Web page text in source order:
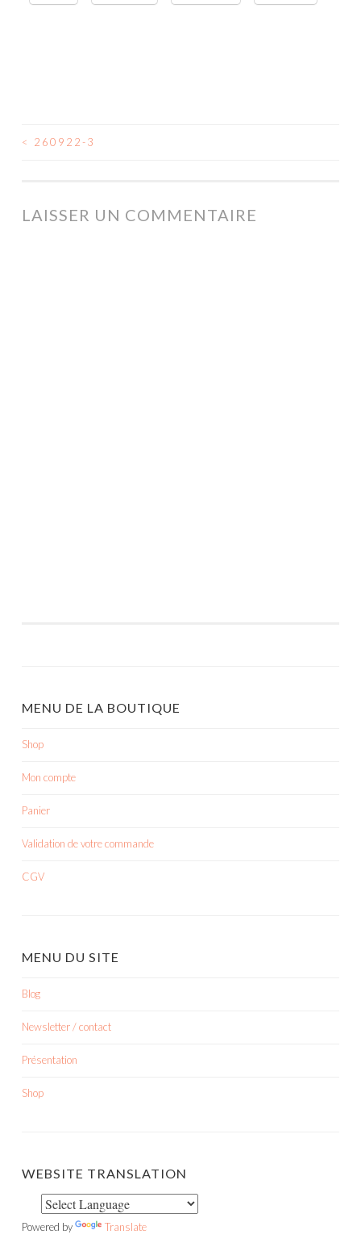
NAVIGATION
ARTICLES
< 260922-3
LAISSER UN COMMENTAIRE
MENU DE LA BOUTIQUE
Shop
Mon compte
Panier
Validation de votre commande
CGV
MENU DU SITE
Blog
Newsletter / contact
Présentation
Shop
WEBSITE TRANSLATION
Powered by Translate